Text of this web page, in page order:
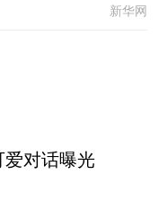
新华网
对话曝光